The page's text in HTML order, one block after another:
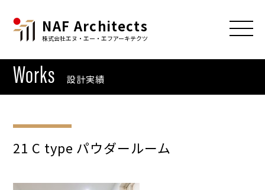
NAF Architects
株式会社エヌ・エー・エフアーキテクツ
Works 設計実績
21 C type パウダールーム